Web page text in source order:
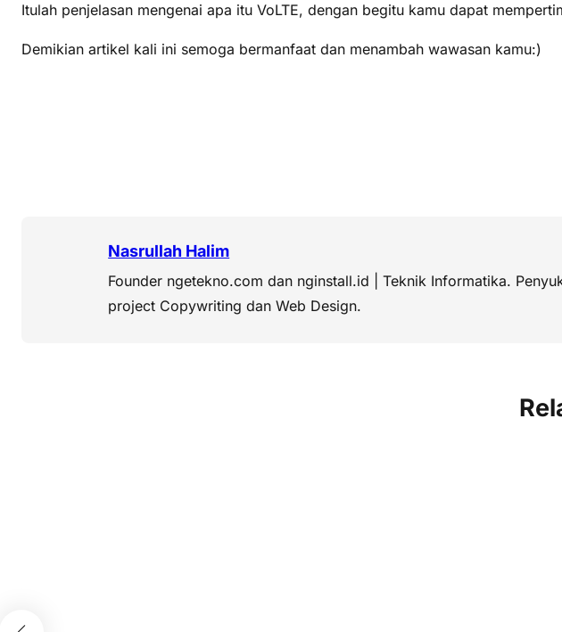
Itulah penjelasan mengenai apa itu VoLTE, dengan begitu kamu dapat
Demikian artikel kali ini semoga bermanfaat dan menambah wawasan kamu:)
Nasrullah Halim
Founder ngetekno.com dan nginstall.id | Teknik Informatika.
project Copywriting dan Web Design.